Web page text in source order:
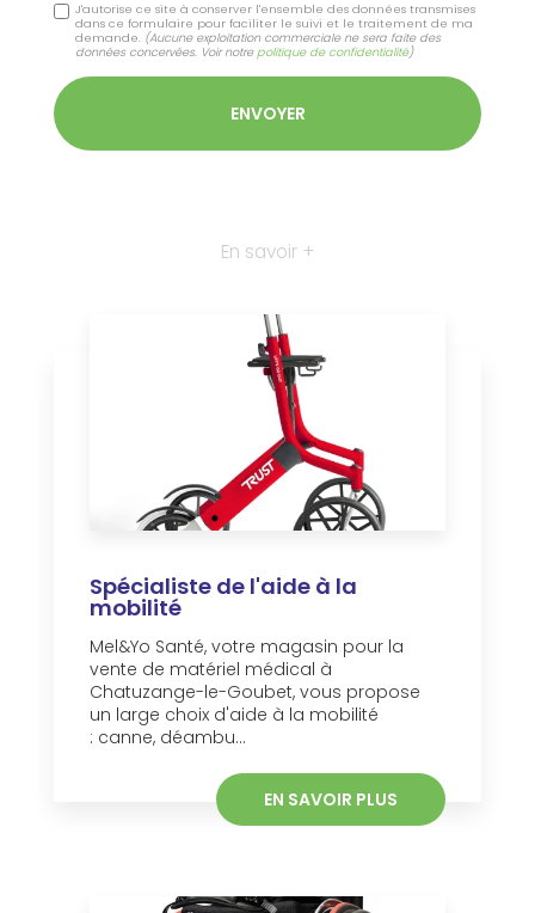
J'autorise ce site à conserver l'ensemble des données transmises
dans ce formulaire pour faciliter le suivi et le traitement de ma
demande. (Aucune exploitation commerciale ne sera faite des
données concervées. Voir notre politique de confidentialité)
En savoir +
Spécialiste de l'aide à la
mobilité
Mel&Yo Santé, votre magasin pour la
vente de matériel médical à
Chatuzange-le-Goubet, vous propose
un large choix d'aide à la mobilité
: canne, déambu...
EN SAVOIR PLUS